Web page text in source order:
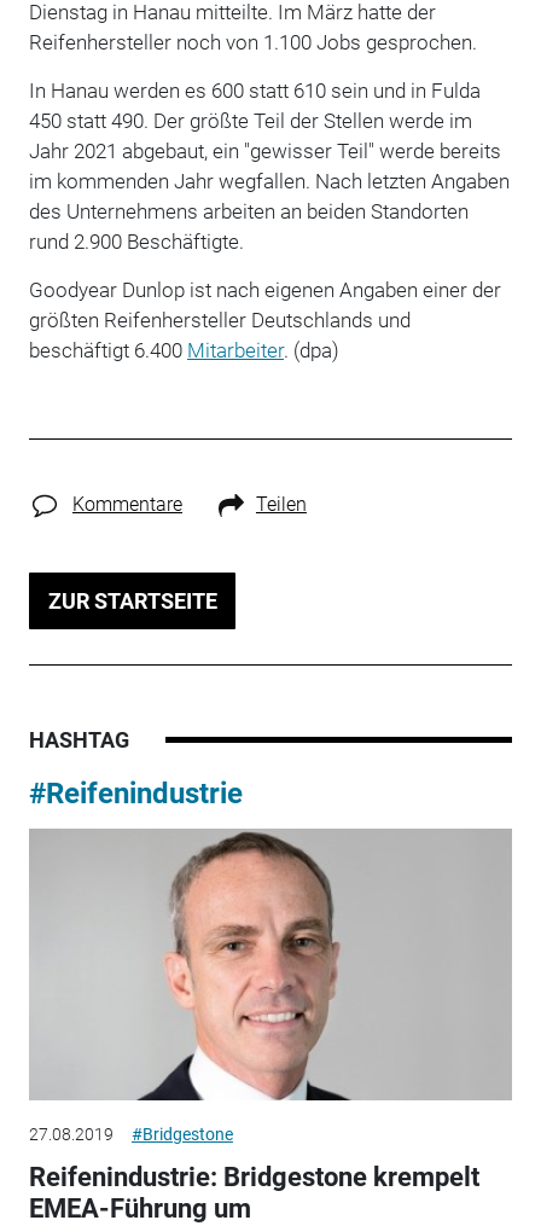
Dienstag in Hanau mitteilte. Im März hatte der
Reifenhersteller noch von 1.100 Jobs gesprochen.
In Hanau werden es 600 statt 610 sein und in Fulda
450 statt 490. Der größte Teil der Stellen werde im
Jahr 2021 abgebaut, ein "gewisser Teil" werde bereits
im kommenden Jahr wegfallen. Nach letzten Angaben
des Unternehmens arbeiten an beiden Standorten
rund 2.900 Beschäftigte.
Goodyear Dunlop ist nach eigenen Angaben einer der
größten Reifenhersteller Deutschlands und
beschäftigt 6.400 Mitarbeiter. (dpa)
Kommentare Teilen
ZUR STARTSEITE
HASHTAG
#Reifenindustrie
27.08.2019 #Bridgestone
Reifenindustrie: Bridgestone krempelt
EMEA-Führung um